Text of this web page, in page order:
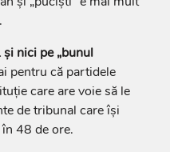
nici pe „bunul
pentru că partidele
care are voie să le
de tribunal care își
48 de ore.